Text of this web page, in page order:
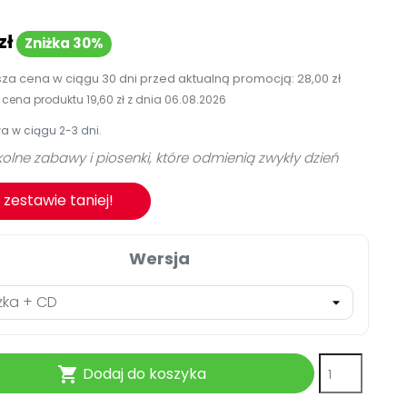
Archiwalne numery
Pomoc
Polecamy
Akredytacja Małopolskiego
Online.
Książka (dla) Przedszkolaka
Promowanie czytelnictwa
Filmy edukacyjne
Zniżka 30%
cena w ciągu 30 dni przed aktualną promocją: 28,00 zł
cena produktu 19,60 zł z dnia 06.08.2026
w ciągu 2-3 dni.
zabawy i piosenki, które odmienią zwykły dzień
zestawie taniej!
Wersja
 Dodaj do koszyka